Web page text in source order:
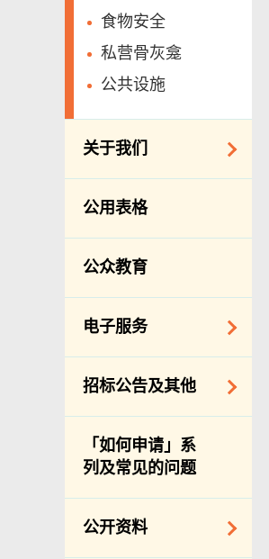
食物安全
私营骨灰龛
公共设施
关于我们
组织结构
服务承诺
公用表格
公众教育
电子服务
网上付款
招标公告及其他
招标通告索引
主要采购服务预览
申请纳入食物环境
卫生署通知名单
「如何申请」系
列及常见的问题
公开资料